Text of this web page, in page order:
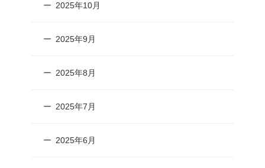
2025年10月
2025年9月
2025年8月
2025年7月
2025年6月